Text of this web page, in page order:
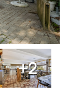
+2